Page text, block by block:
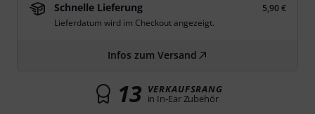
Schnelle Lieferung
5,90 €
Lieferdatum wird im Checkout angezeigt.
Infos zum Versand
13 VERKAUFSRANG
in In-Ear Zubehör